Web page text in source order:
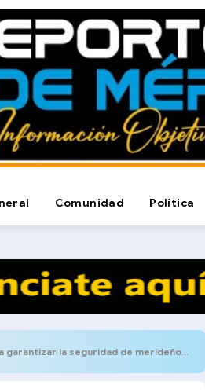
Comunidad Política
la seguridad de merideños y turistas